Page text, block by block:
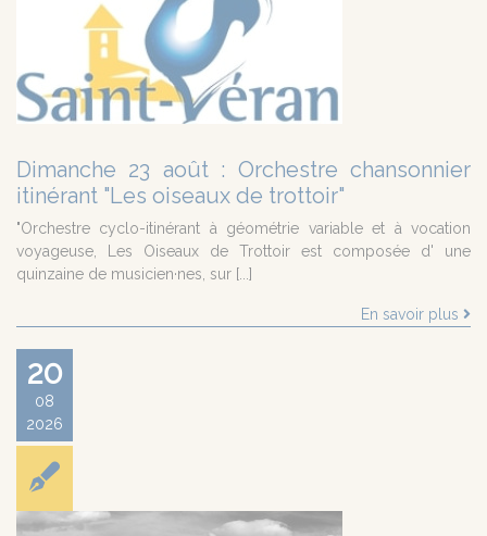
Dimanche 23 août : Orchestre chansonnier
itinérant "Les oiseaux de trottoir"
"Orchestre cyclo-itinérant à géométrie variable et à vocation
voyageuse, Les Oiseaux de Trottoir est composée d' une
quinzaine de musicien·nes, sur [...]
En savoir plus
20
08
2026